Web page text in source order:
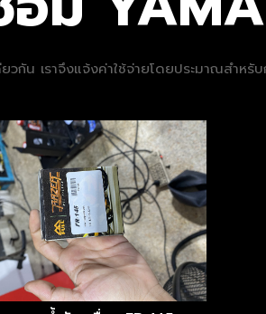
วกัน เราจึงแจ้งค่าใช้จ่ายโดยประมาณสำ